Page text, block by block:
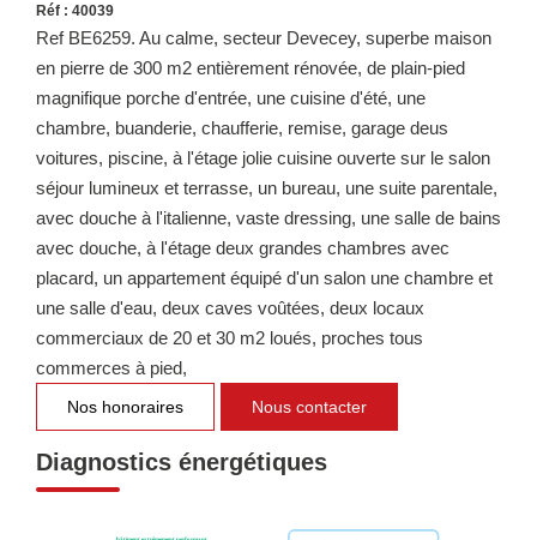
Réf : 40039
Ref BE6259. Au calme, secteur Devecey, superbe maison
en pierre de 300 m2 entièrement rénovée, de plain-pied
magnifique porche d'entrée, une cuisine d'été, une
chambre, buanderie, chaufferie, remise, garage deus
voitures, piscine, à l'étage jolie cuisine ouverte sur le salon
séjour lumineux et terrasse, un bureau, une suite parentale,
avec douche à l'italienne, vaste dressing, une salle de bains
avec douche, à l'étage deux grandes chambres avec
placard, un appartement équipé d'un salon une chambre et
une salle d'eau, deux caves voûtées, deux locaux
commerciaux de 20 et 30 m2 loués, proches tous
commerces à pied,
Nos honoraires Nous contacter
Diagnostics énergétiques